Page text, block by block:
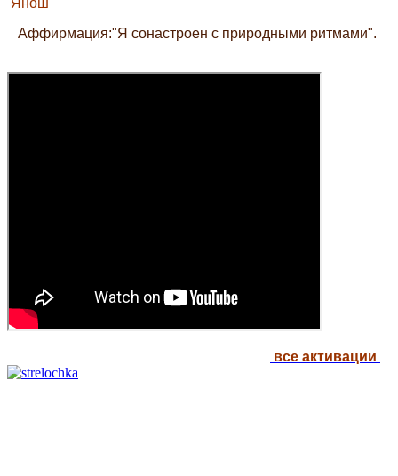
Аффирмация:"Я сонастроен с природными ритмами".
все активации